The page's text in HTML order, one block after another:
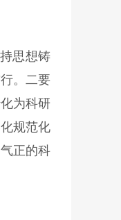
思想铸
。二要
为科研
规范化
正的科